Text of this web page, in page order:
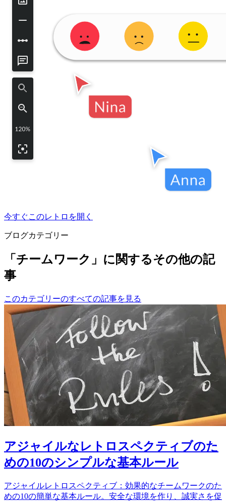
今すぐこのレトロを開く
ブログカテゴリー
「チームワーク」に関するその他の記
事
このカテゴリーのすべての記事を見る
アジャイルなレトロスペクティブのた
めの10のシンプルな基本ルール
アジャイルレトロスペクティブ：効果的なチームワークのた
めの10の簡単な基本ルール。安全な環境を作り、誠実さを促